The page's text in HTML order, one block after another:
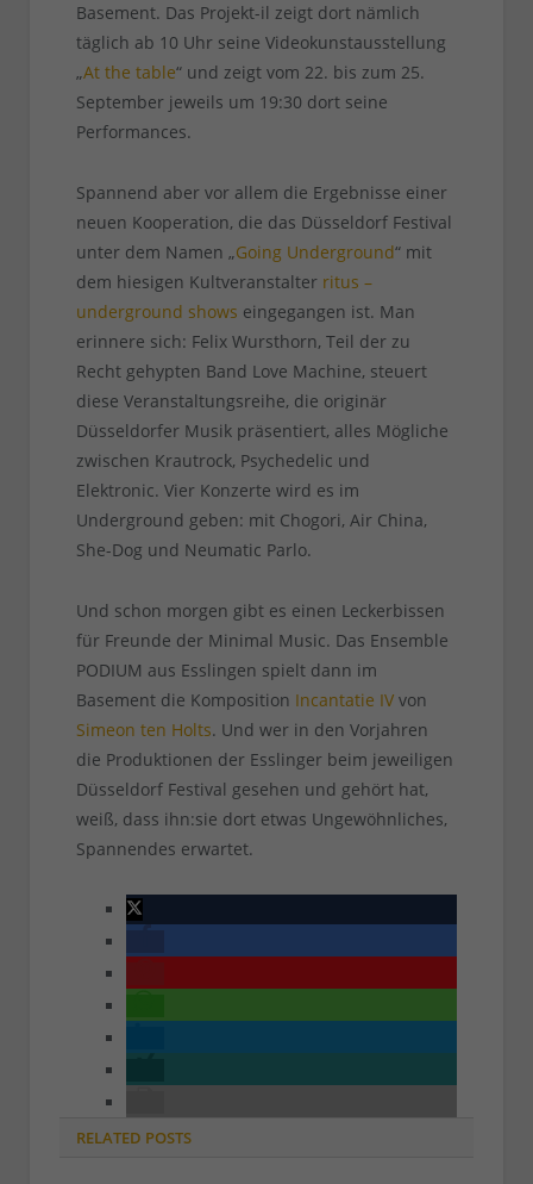
Basement. Das Projekt-il zeigt dort nämlich
täglich ab 10 Uhr seine Videokunstausstellung
„At the table“ und zeigt vom 22. bis zum 25.
September jeweils um 19:30 dort seine
Performances.
Spannend aber vor allem die Ergebnisse einer
neuen Kooperation, die das Düsseldorf Festival
unter dem Namen „Going Underground“ mit
dem hiesigen Kultveranstalter ritus –
underground shows eingegangen ist. Man
erinnere sich: Felix Wursthorn, Teil der zu
Recht gehypten Band Love Machine, steuert
diese Veranstaltungsreihe, die originär
Düsseldorfer Musik präsentiert, alles Mögliche
zwischen Krautrock, Psychedelic und
Elektronic. Vier Konzerte wird es im
Underground geben: mit Chogori, Air China,
She-Dog und Neumatic Parlo.
Und schon morgen gibt es einen Leckerbissen
für Freunde der Minimal Music. Das Ensemble
PODIUM aus Esslingen spielt dann im
Basement die Komposition Incantatie IVvon
Simeon ten Holts. Und wer in den Vorjahren
die Produktionen der Esslinger beim jeweiligen
Düsseldorf Festival gesehen und gehört hat,
weiß, dass ihn:sie dort etwas Ungewöhnliches,
Spannendes erwartet.
RELATED POSTS